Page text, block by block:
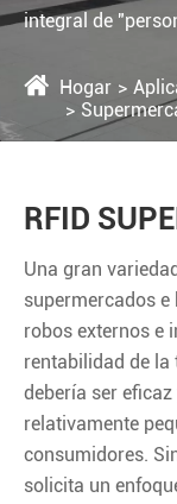
integral de
Hogar
RFID
Una gran
supermercados
robos externos e
rentabilidad de la
debería ser
relativamente
consumidores.
solicita un